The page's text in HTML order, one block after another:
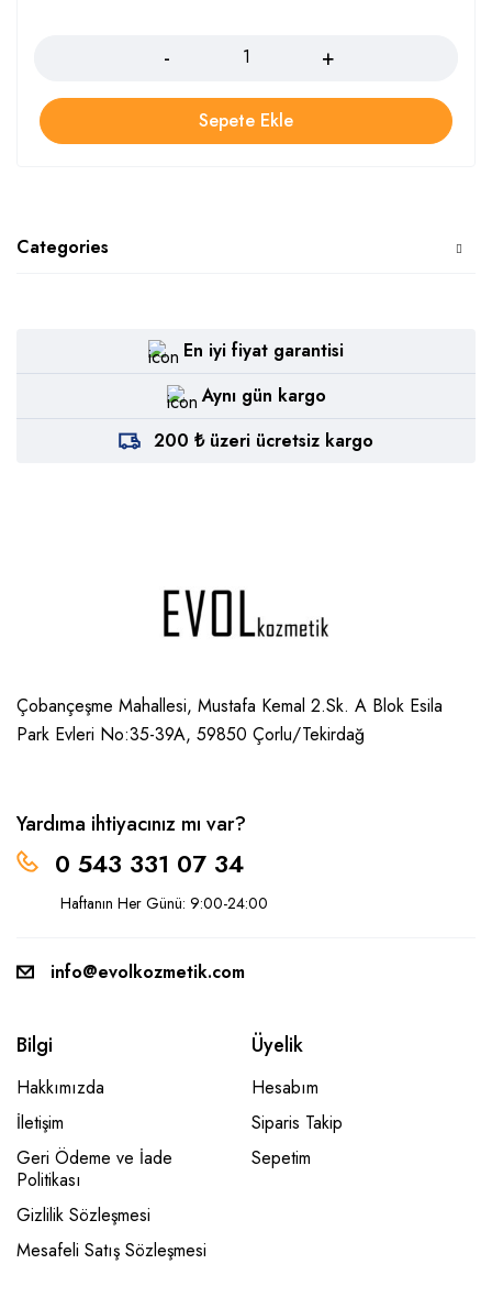
Categories
Sepete Ekle
En iyi fiyat garantisi
Aynı gün kargo
200 ₺ üzeri ücretsiz kargo
Çobançeşme Mahallesi, Mustafa Kemal 2.Sk. A Blok Esila
Park Evleri No:35-39A, 59850 Çorlu/Tekirdağ
Yardıma ihtiyacınız mı var?
0 543 331 07 34
Haftanın Her Günü: 9:00-24:00
info@evolkozmetik.com
Bilgi
Hakkımızda
İletişim
Geri Ödeme ve İade
Politikası
Gizlilik Sözleşmesi
Mesafeli Satış Sözleşmesi
Üyelik
Hesabım
Siparis Takip
Sepetim